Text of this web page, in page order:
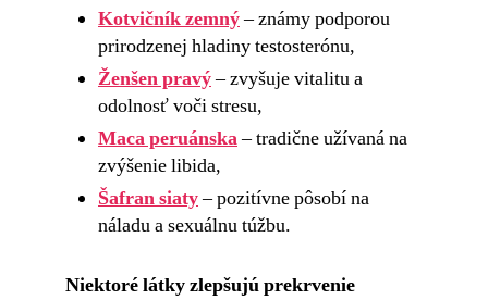
Kotvičník zemný– známy podporou
prirodzenej hladiny testosterónu,
Ženšen pravý– zvyšuje vitalitu a
odolnosť voči stresu,
Maca peruánska– tradične užívaná na
zvýšenie libida,
Šafran siaty– pozitívne pôsobí na
náladu a sexuálnu túžbu.
Niektoré látky zlepšujú prekrvenie